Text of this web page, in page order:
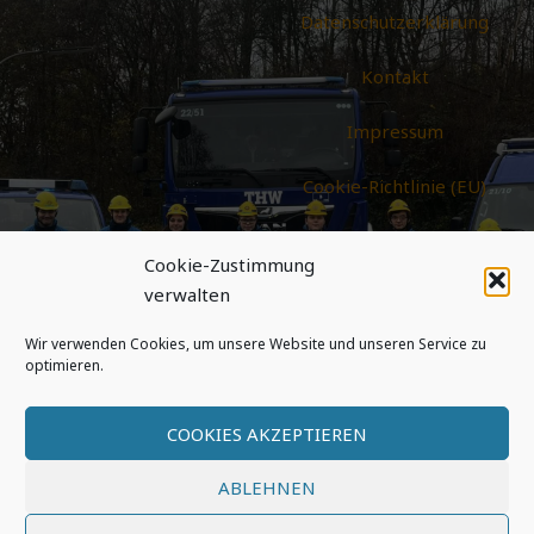
Cookie-Zustimmung
verwalten
Wir verwenden Cookies, um unsere Website und unseren Service zu
optimieren.
COOKIES AKZEPTIEREN
ABLEHNEN
Datenschutzerklärung
Kontakt
Impressum
Cookie-Richtlinie (EU)
Online
© 2026 THW-Jugend Gelsenkirchen – Alle Rechte